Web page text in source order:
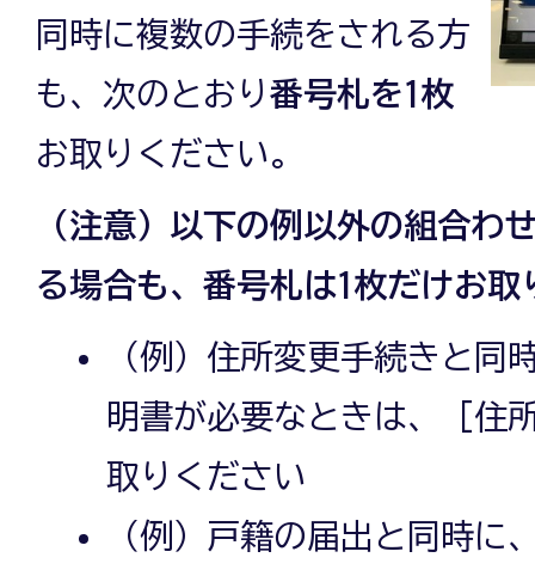
同時に複数の手続をされる方
も、次のとおり 番号札を1枚
お取りください。
（注意）以下の例以外の組合わ
る場合も、番号札は1枚だけお取
（例）住所変更手続きと同
明書が必要なときは、［住
取りください
（例）戸籍の届出と同時に